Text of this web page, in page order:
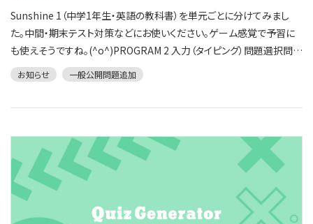
Sunshine 1（中学1年生・英語の教科書）を単元ごとに分けてみまし
た。中間・期末テスト対策などにお使いください。ゲーム感覚で予習に
も使えそうですね。(^o^)PROGRAM 2 入力（タイピング）問題選択問題
PROGRAM 3 入力（タイピング）問題選択問題アクションコーナー 入力
（タイピング）問題選択問題Word Web 2 入力（タイピング）問題選択問
題POWER-UP 3 入力（タイピング）問題選択問題PROGRAM 5 入力
（タイピング）問題選択問題POWER-UP 4 入力（タイピング）問題選択
問題PROGRAM 6 入力（タイピング）問題選択問題PROGRAM 7 入力
（タイピング）問題選択問題POWER-UP 5,6 入力（タイピング）問題選
択問題PROGRAM 8 入力（タイピング）問題選択問題POWER-UP 7 入
お知らせ 一般公開問題追加